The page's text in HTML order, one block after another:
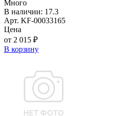
Много
В наличии: 17.3
Арт. KF-00033165
Цена
от 2 015 ₽
В корзину